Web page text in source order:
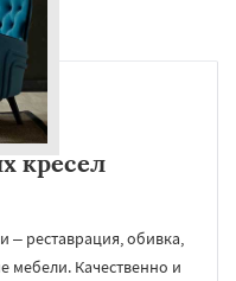
кресел
– реставрация, обивка,
мебели. Качественно и